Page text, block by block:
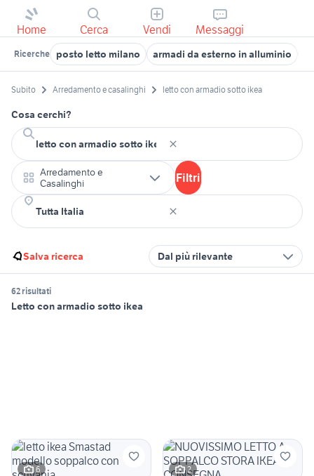
Home Cerca Vendi Messaggi
Ricerche posto letto milano armadi da esterno in alluminio
Subito Arredamento e casalinghi letto con armadio sotto ikea
Cosa cerchi?
Arredamento e
Casalinghi
Filtri
Salva ricerca Dal più rilevante
62 risultati
Letto con armadio sotto ikea
6 2